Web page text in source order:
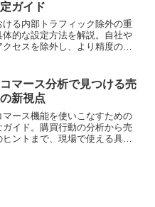
ガイド
ける内部トラフィック除外の重
体的な設定方法を解説。自社や
クセスを除外し、より精度の高
マース分析で見つける売
の新視点
マース機能を使いこなすための
ガイド。購買行動の分析から売
ヒントまで、現場で使える具体